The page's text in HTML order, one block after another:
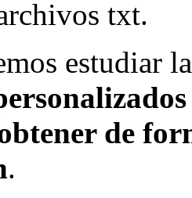
txt.
estudiar
de
.